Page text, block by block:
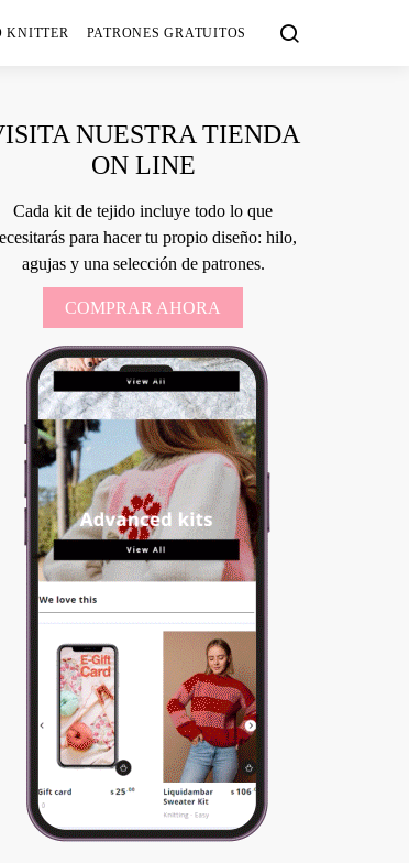
KNITTER PATRONES GRATUITOS
NUESTRA TIENDA
ON LINE
Cada kit de tejido incluye todo lo que
para hacer tu propio diseño: hilo,
agujas y una selección de patrones.
COMPRAR AHORA